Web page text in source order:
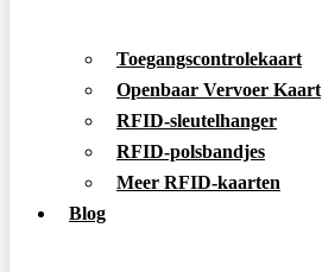
Toegangscontrolekaart
Openbaar Vervoer Kaart
RFID-sleutelhanger
RFID-polsbandjes
Meer RFID-kaarten
Blog